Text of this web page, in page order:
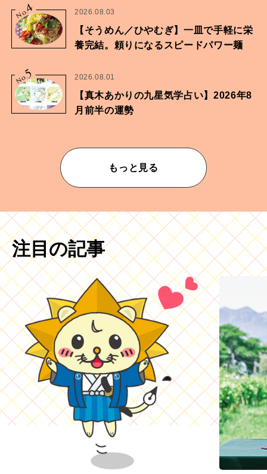
No.
4 2026.08.03
【そうめん／ひやむぎ】一皿で手軽に栄
養完結。頼りになるスピードパワー麺
No.5 2026.08.01
【真木あかりの九星気学占い】2026年8
月前半の運勢
もっと見る
注目の記事